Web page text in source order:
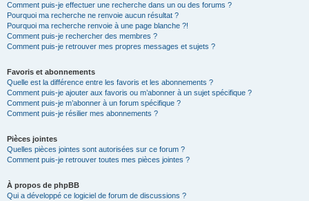
Comment puis-je effectuer une recherche dans un ou des forums ?
Pourquoi ma recherche ne renvoie aucun résultat ?
Pourquoi ma recherche renvoie à une page blanche ?!
Comment puis-je rechercher des membres ?
Comment puis-je retrouver mes propres messages et sujets ?
Favoris et abonnements
Quelle est la différence entre les favoris et les abonnements ?
Comment puis-je ajouter aux favoris ou m’abonner à un sujet spécifique ?
Comment puis-je m’abonner à un forum spécifique ?
Comment puis-je résilier mes abonnements ?
Pièces jointes
Quelles pièces jointes sont autorisées sur ce forum ?
Comment puis-je retrouver toutes mes pièces jointes ?
À propos de phpBB
Qui a développé ce logiciel de forum de discussions ?